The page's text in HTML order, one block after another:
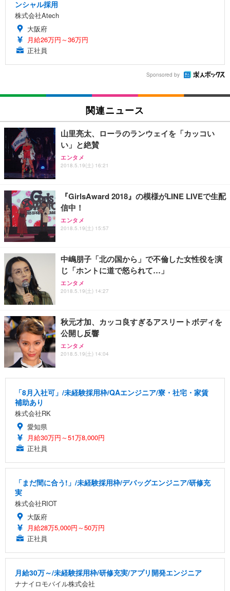
ンシャル採用
株式会社Atech
大阪府
月給26万円～36万円
正社員
Sponsored by
関連ニュース
山里亮太、ローラのランウェイを「カッコい
い」と絶賛
エンタメ
2018.5.19(土) 16:21
『GirlsAward 2018』の模様がLINE LIVEで生配
信中！
エンタメ
2018.5.19(土) 15:57
中嶋朋子「北の国から」で不倫した女性役を演
じ「ホントに道で怒られて…」
エンタメ
2018.5.19(土) 14:27
秋元才加、カッコ良すぎるアスリートボディを
公開し反響
エンタメ
2018.5.19(土) 14:04
「8月入社可」/未経験採用枠/QAエンジニア/寮・社宅・家賃
補助あり
株式会社RK
愛知県
月給30万円～51万8,000円
正社員
「まだ間に合う!」/未経験採用枠/デバッグエンジニア/研修充
実
株式会社RIOT
大阪府
月給28万5,000円～50万円
正社員
月給30万～/未経験採用枠/研修充実/アプリ開発エンジニア
ナナイロモバイル株式会社